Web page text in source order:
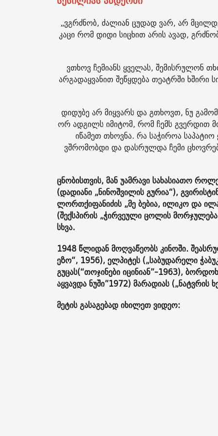
„ვგრძნობ, ძალიან ცუდად ვარ, არ
კაცი რომ დიდი სიცხით არის ავად,
ვთხოვ ჩემიანს ყველას, შემისრულონ
არგადაყვანით შეწყდება თეატრში
დიდუბე არ მიყვარს და გთხოვთ, ნუ
ორ ადგილს იმიტომ, რომ ჩემს გვერდით
იწამეთ თხოვნა. რა საჭიროა
ვშრომობდი და დასრულდა ჩემი
ცნობისთვის, მან უამრავი სახასიათო
(დადიანი „ნინოშვილის გურია“),
ლორთქიფანიძის „მე ბებია, ილიკო და
(შექსპირის „ჭირვეული ცოლის
სხვა.
1948 წლიდან მოღვაწეობს კინოში.
ეზო“, 1956), ელპიტეს („საბუდარელი
გუცას(“თოჯინები იცინიან”-1963),
აყვავდა ნუში”1972) მარადიას
მეტის გასაგებად იხილეთ ვიდეო: